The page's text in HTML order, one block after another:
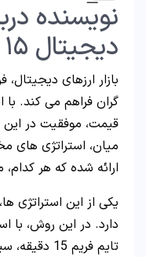
نویسنده
دیجیتال ۱۵ دقیقه ای
بازار ارزهای
گران فراهم می کند.
قیمت، موفقیت در این
میان، استراتژی های
ارائه شده که هر
یکی از این استراتژی
دارد. در این روش، با
تایم فریم